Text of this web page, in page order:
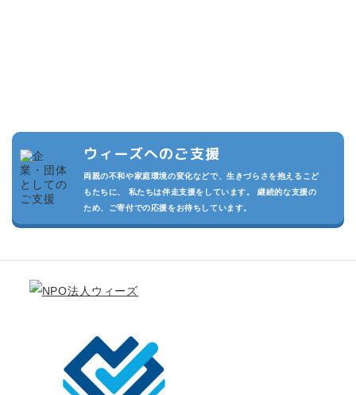
ウィーズへのご支援
両親の不和や家庭環境の変化などで、生きづらさを抱えるこど
もたちに、 私たちは伴走支援をしています。 継続的な支援の
ため、ご寄付での応援をお待ちしています。